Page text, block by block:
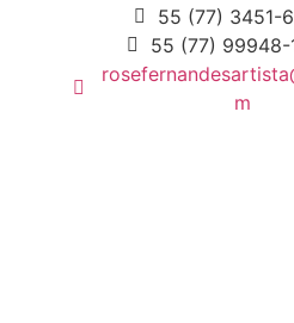
55 (77) 3451-
55 (77) 99948-
m